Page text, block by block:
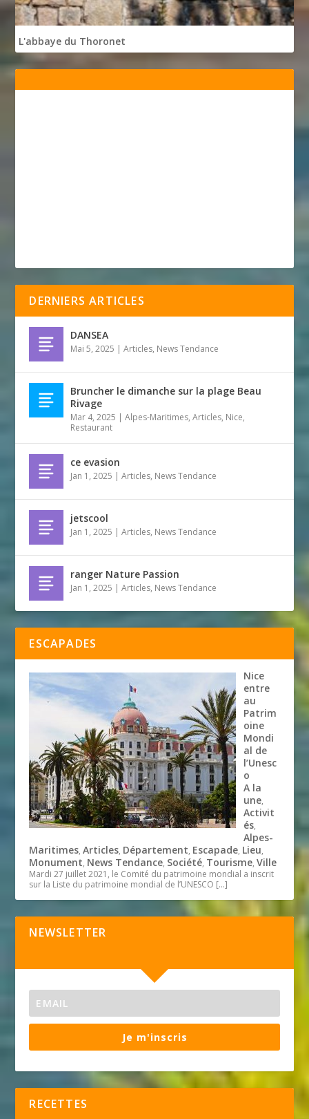
L'abbaye du Thoronet
DERNIERS ARTICLES
DANSEA
Mai 5, 2025 |Articles, News Tendance
Bruncher le dimanche sur la plage Beau
Rivage
Mar 4, 2025 |Alpes-Maritimes,Articles, Nice,
Restaurant
ce evasion
Jan 1, 2025 |Articles, News Tendance
jetscool
Jan 1, 2025 |Articles, News Tendance
ranger Nature Passion
Jan 1, 2025 |Articles, News Tendance
ESCAPADES
Nice
entre
au
Patrim
oine
Mondi
al de
l’Unesc
o
A la
une,
Activit
és,
Alpes-
Maritimes,Articles, Département, Escapade, Lieu,
Monument, News Tendance, Société, Tourisme,Ville
Mardi 27 juillet 2021, le Comité du patrimoine mondial a inscrit
sur la Liste du patrimoine mondial de l’UNESCO […]
NEWSLETTER
Je m'inscris
RECETTES